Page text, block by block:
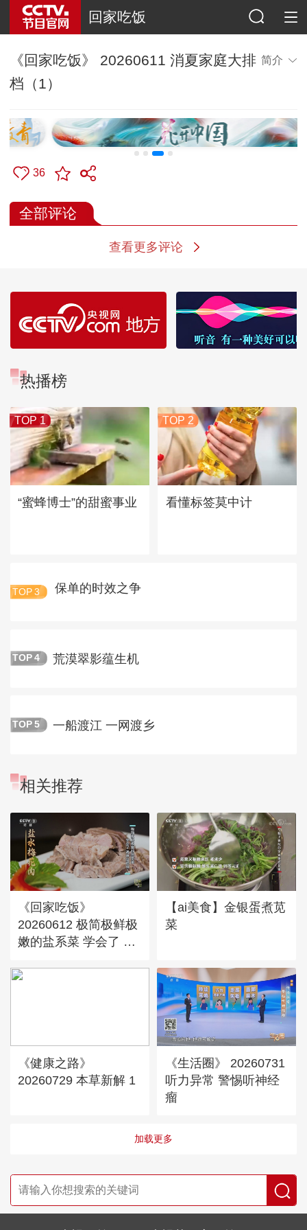
回家吃饭
《回家吃饭》 20260611 消夏家庭大排
档（1）
简介
36
全部评论
查看更多评论
热播榜
TOP 1
“蜜蜂博士”的甜蜜事业
TOP 2
看懂标签莫中计
TOP 3 保单的时效之争
TOP 4 荒漠翠影蕴生机
TOP 5 一船渡江 一网渡乡
相关推荐
《回家吃饭》
20260612 极简极鲜极
嫩的盐系菜 学会了 调
【ai美食】金银蛋煮苋
菜
《健康之路》
20260729 本草新解 1
《生活圈》 20260731
听力异常 警惕听神经
瘤
加载更多